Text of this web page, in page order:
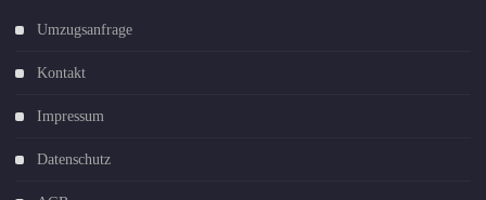
Umzugsanfrage
Kontakt
Impressum
Datenschutz